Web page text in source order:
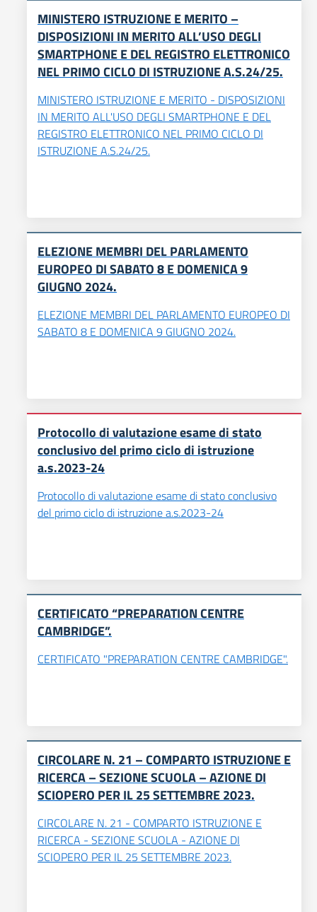
MINISTERO ISTRUZIONE E MERITO –
DISPOSIZIONI IN MERITO ALL’USO DEGLI
SMARTPHONE E DEL REGISTRO ELETTRONICO
NEL PRIMO CICLO DI ISTRUZIONE A.S.24/25.
MINISTERO ISTRUZIONE E MERITO - DISPOSIZIONI
IN MERITO ALL'USO DEGLI SMARTPHONE E DEL
REGISTRO ELETTRONICO NEL PRIMO CICLO DI
ISTRUZIONE A.S.24/25.
ELEZIONE MEMBRI DEL PARLAMENTO
EUROPEO DI SABATO 8 E DOMENICA 9
GIUGNO 2024.
ELEZIONE MEMBRI DEL PARLAMENTO EUROPEO DI
SABATO 8 E DOMENICA 9 GIUGNO 2024.
Protocollo di valutazione esame di stato
conclusivo del primo ciclo di istruzione
a.s.2023-24
Protocollo di valutazione esame di stato conclusivo
del primo ciclo di istruzione a.s.2023-24
CERTIFICATO “PREPARATION CENTRE
CAMBRIDGE”.
CERTIFICATO "PREPARATION CENTRE CAMBRIDGE".
CIRCOLARE N. 21 – COMPARTO ISTRUZIONE E
RICERCA – SEZIONE SCUOLA – AZIONE DI
SCIOPERO PER IL 25 SETTEMBRE 2023.
CIRCOLARE N. 21 - COMPARTO ISTRUZIONE E
RICERCA - SEZIONE SCUOLA - AZIONE DI
SCIOPERO PER IL 25 SETTEMBRE 2023.